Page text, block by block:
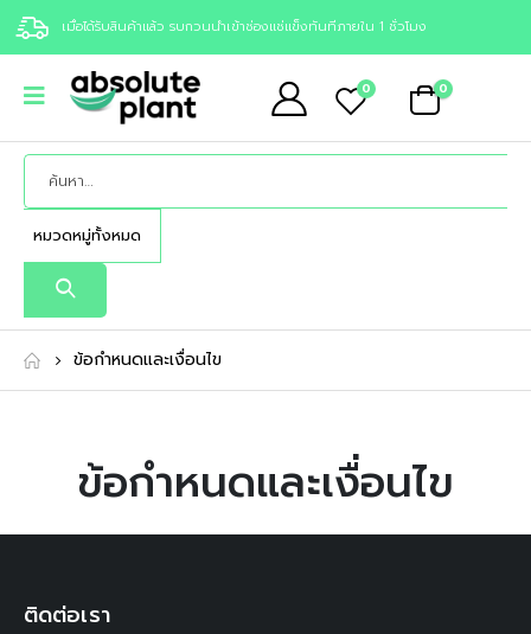
เมื่อได้รับสินค้าแล้ว รบกวนนำเข้าช่องแช่แข็งทันทีภายใน 1 ชั่วโมง
0 0
ข้อกำหนดและเงื่อนไข
ข้อกำหนดและเงื่อนไข
ติดต่อเรา